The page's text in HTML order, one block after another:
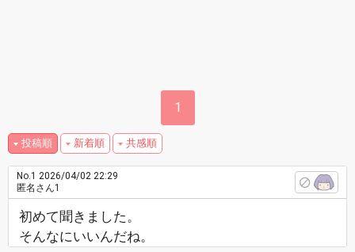
1
投稿順 新着順 共感順
No.1 2026/04/02 22:29
匿名さん1
初めて聞きました。
そんなにいいんだね。